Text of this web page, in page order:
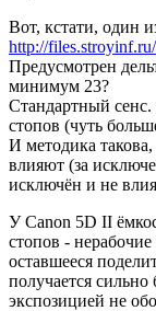
Вот, кстати, один
http://
Предусмотрен
минимум 23?
Стандартный сенс.
стопов (чуть
И методика
влияют (за
исключён и не
У Canon 5D II
стопов -
оставшееся
получается
экспозицией не